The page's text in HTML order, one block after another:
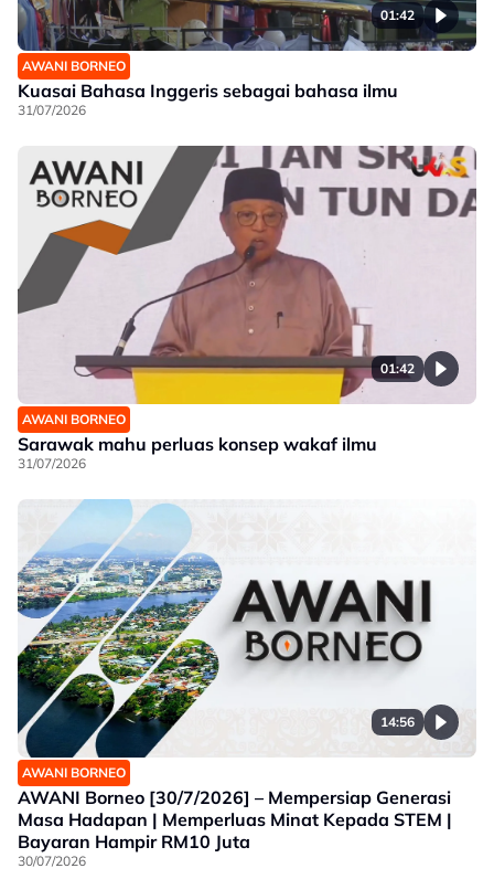
01:42
AWANI BORNEO
Kuasai Bahasa Inggeris sebagai bahasa ilmu
31/07/2026
01:42
AWANI BORNEO
Sarawak mahu perluas konsep wakaf ilmu
31/07/2026
14:56
AWANI BORNEO
AWANI Borneo [30/7/2026] – Mempersiap Generasi
Masa Hadapan | Memperluas Minat Kepada STEM |
Bayaran Hampir RM10 Juta
30/07/2026